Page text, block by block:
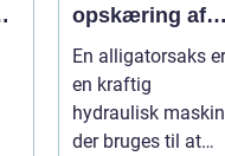
opskæring af
skrot og
metaller
En alligatorsaks er
en kraftig
hydraulisk
der bruges til at